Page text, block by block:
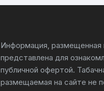
Информация, размещенная
представлена для
публичной офертой.
размещаемая на сайте не